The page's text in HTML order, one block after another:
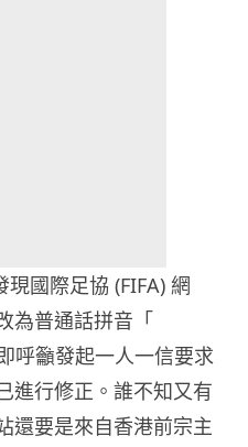
國際足協 (FIFA) 網
為普通話拼音「
呼籲發起一人一信要求
進行修正。誰不知又有
還要是來自香港前宗主